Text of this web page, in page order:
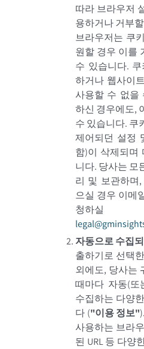
따라 브라우저
용하거나 거부
브라우저는 쿠
원할 경우 이를
수 있습니다.
하거나 웹사이
사용할 수 없을
하신 경우에도,
수 있습니다. 쿠
제어되던 설정
함)이 삭제되며
니다. 당사는 모
리 및 보관하며
으실 경우 이메
청하실
자동으로 수집
출하기로 선택
외에도, 당사는
때마다 자동(또
수집하는 다양
다 ("이용 정보").
사용하는 브라
된 URL 등 다양